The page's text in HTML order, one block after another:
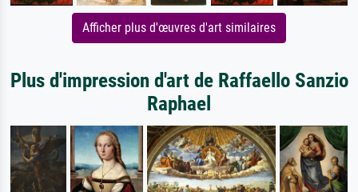
Afficher plus d'œuvres d'art similaires
Plus d'impression d'art de Raffaello Sanzio
Raphael